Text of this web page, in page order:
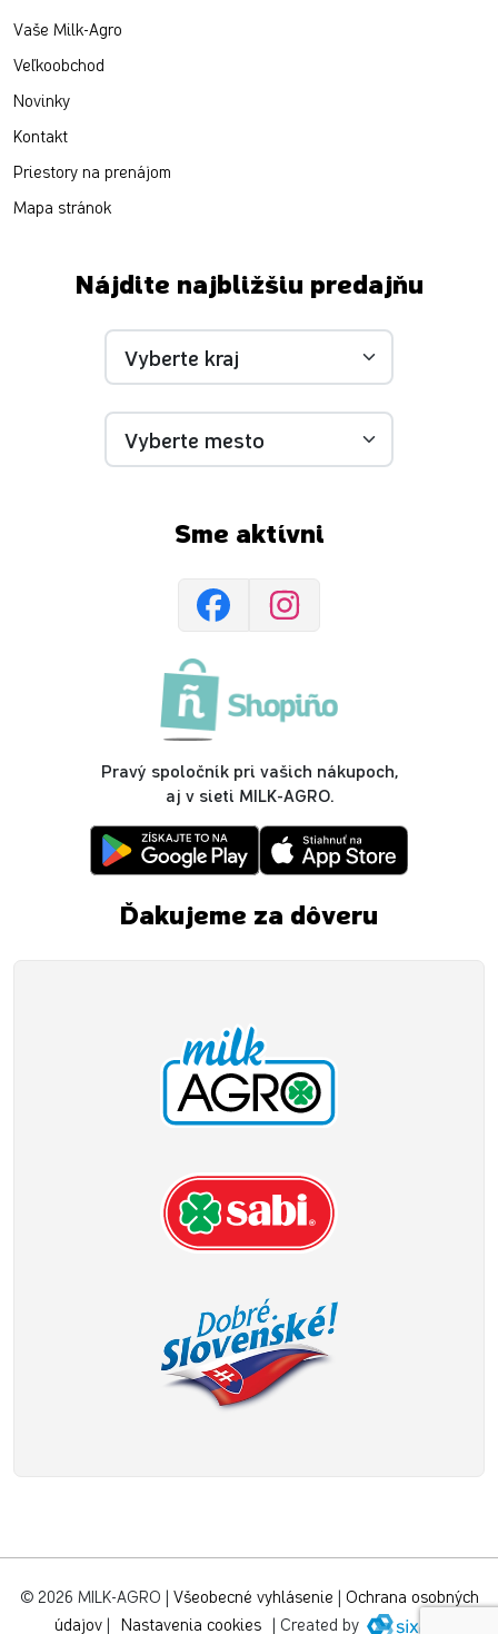
Vaše Milk-Agro
Veľkoobchod
Novinky
Kontakt
Priestory na prenájom
Mapa stránok
Nájdite najbližšiu predajňu
Sme aktívni
Pravý spoločník pri vašich nákupoch,
aj v sieti MILK-AGRO.
Ďakujeme za dôveru
© 2026 MILK-AGRO Všeobecné vyhlásenie
Ochrana osobných
údajov| Nastavenia cookies Created by